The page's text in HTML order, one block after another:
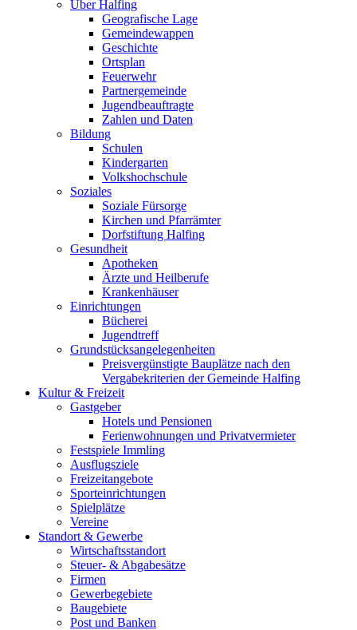
Über Halfing
Geografische Lage
Gemeindewappen
Geschichte
Ortsplan
Feuerwehr
Partnergemeinde
Jugendbeauftragte
Zahlen und Daten
Bildung
Schulen
Kindergarten
Volkshochschule
Soziales
Soziale Fürsorge
Kirchen und Pfarrämter
Dorfstiftung Halfing
Gesundheit
Apotheken
Ärzte und Heilberufe
Krankenhäuser
Einrichtungen
Bücherei
Jugendtreff
Grundstücksangelegenheiten
Preisvergünstigte Bauplätze nach den
Vergabekriterien der Gemeinde Halfing
Kultur & Freizeit
Gastgeber
Hotels und Pensionen
Ferienwohnungen und Privatvermieter
Festspiele Immling
Ausflugsziele
Freizeitangebote
Sporteinrichtungen
Spielplätze
Vereine
Standort & Gewerbe
Wirtschaftsstandort
Steuer- & Abgabesätze
Firmen
Gewerbegebiete
Baugebiete
Post und Banken